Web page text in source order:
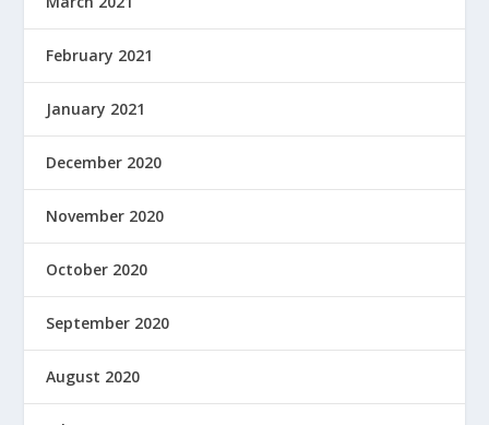
February 2021
January 2021
December 2020
November 2020
October 2020
September 2020
August 2020